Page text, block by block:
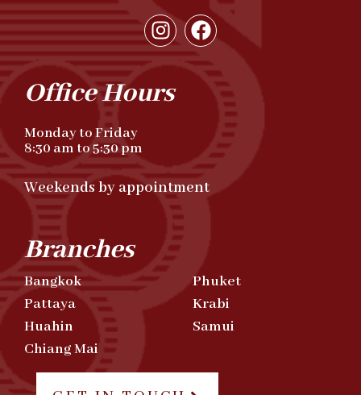
Office Hours
Monday to Friday
8:30 am to 5:30 pm
Weekends by appointment
Branches
Bangkok
Pattaya
Huahin
Chiang Mai
Phuket
Krabi
Samui